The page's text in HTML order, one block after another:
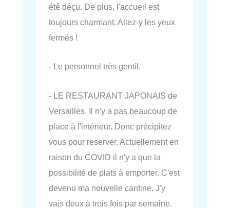
été déçu. De plus, l'accueil est
toujours charmant. Allez-y les yeux
fermés !
- Le personnel très gentil.
- LE RESTAURANT JAPONAIS de
Versailles. Il n'y a pas beaucoup de
place à l'intérieur. Donc précipitez
vous pour reserver. Actuellement en
raison du COVID il n'y a que la
possibilité de plats à emporter. C'est
devenu ma nouvelle cantine. J'y
vais deux à trois fois par semaine.